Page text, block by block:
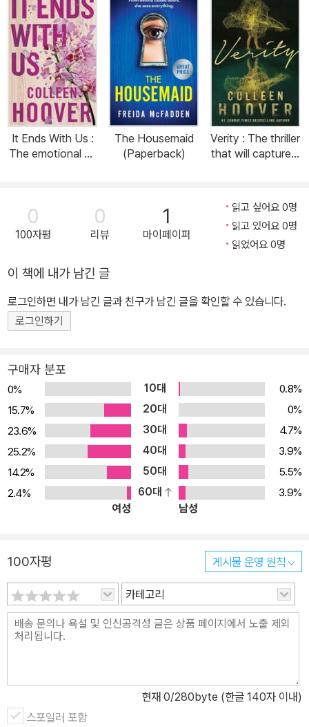
It Ends With Us :
The emotional #1
lake Lively and Ju
stin Baldoni (Pap
The Housemaid
(Paperback)
Verity : The thriller
that will capture y
erback)
0
100자평
0
리뷰
1
마이페이퍼
읽고 싶어요 0명
읽고 있어요 0명
읽었어요 0명
이 책에 내가 남긴 글
로그인하면 내가 남긴 글과 친구가 남긴 글을 확인할 수 있습니다.
로그인하기
구매자 분포
0% 10대
0.8%
15.7%
20대
0%
23.6%
30대
4.7%
25.2%
40대
3.9%
14.2%
50대
5.5%
2.4%
60대
3.9%
여성
남성
100자평 게시물 운영 원칙
카테고리
현재 0/280byte (한글 140자 이내)
스포일러 포함